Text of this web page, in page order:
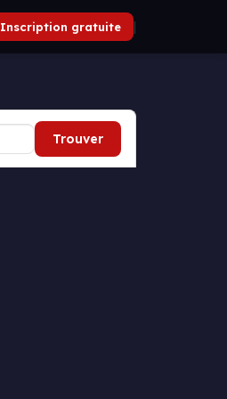
Inscription gratuite |
Trouver